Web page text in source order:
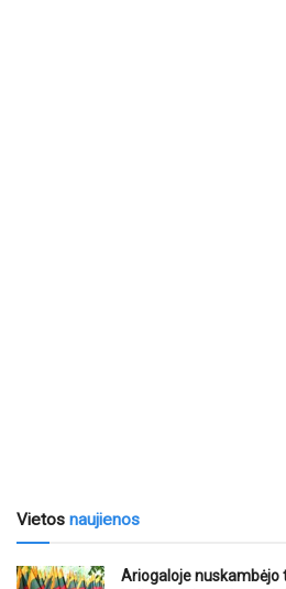
Vietos naujienos
Ariogaloje